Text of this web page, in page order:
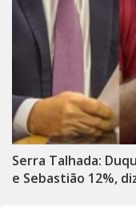
Serra Talhada:
e Sebastião 12%,